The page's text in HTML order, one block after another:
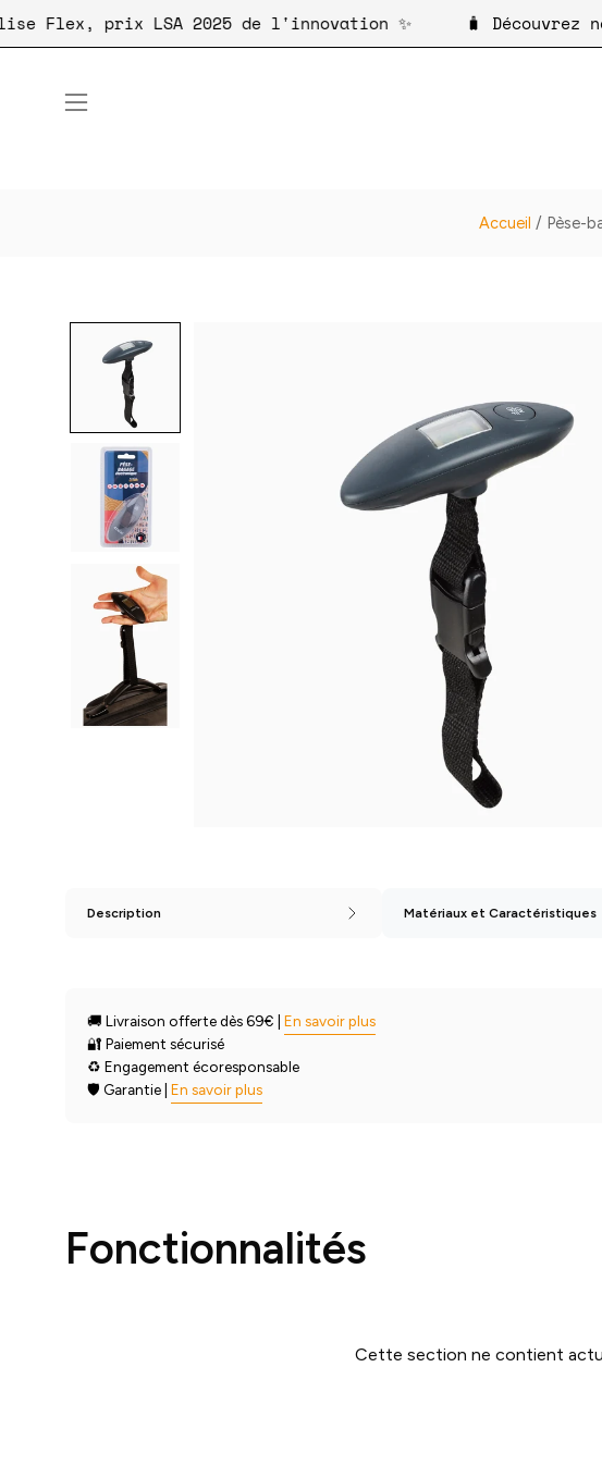
Aller
valise Flex, prix LSA 2025 de l'innovation ✨ 🧳
Ouvrir
Accueil / Pèse-
Description Matériaux et Caractéristiques
🚚 Livraison offerte dès 69€ | En savoir plus
🔐 Paiement sécurisé
♻️ Engagement écoresponsable
🛡️ Garantie | En savoir plus
Fonctionnalités
Cette section ne contient